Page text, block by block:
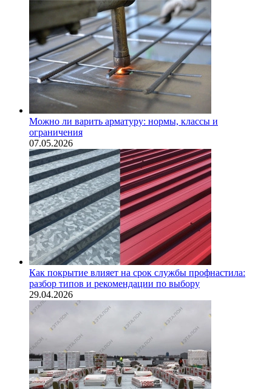
Можно ли варить арматуру: нормы, классы и
ограничения
07.05.2026
Как покрытие влияет на срок службы профнастила:
разбор типов и рекомендации по выбору
29.04.2026